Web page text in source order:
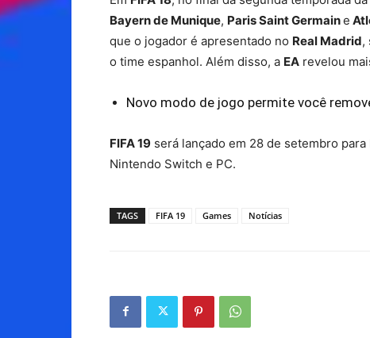
Bayern de Munique, Paris Saint Germaine
que o jogador é apresentado no Real Madrid,
o time espanhol. Além disso, a EA revelou
Novo modo de jogo permite você
FIFA 19 será lançado em 28 de setembro
Nintendo Switch e PC.
TAGS FIFA 19 Games Notícias